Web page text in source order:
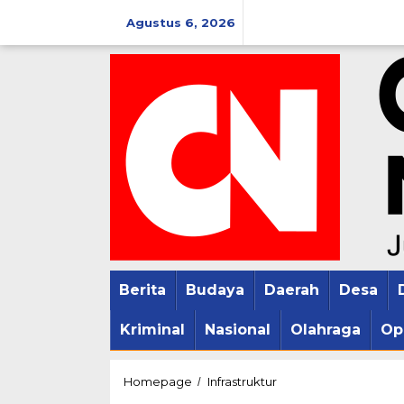
konten
Agustus 6, 2026
Berita Budaya Daerah Desa
Kriminal Nasional Olahraga
Homepage / InfrastrukturProgram